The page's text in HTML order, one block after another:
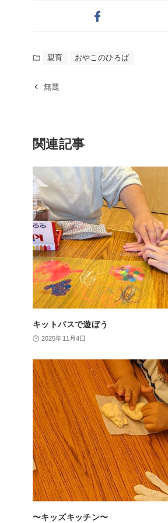
親育 おやこのひろば
無題
関連記事
キットパスで遊ぼう
2025年11月4日
〜キッズキッチン〜